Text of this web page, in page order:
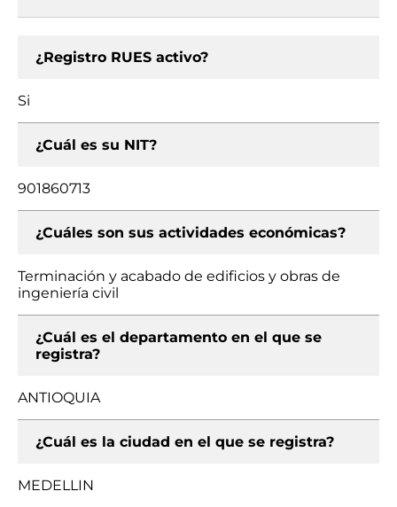
¿Registro RUES activo?
Si
¿Cuál es su NIT?
901860713
¿Cuáles son sus actividades económicas?
Terminación y acabado de edificios y obras de
ingeniería civil
¿Cuál es el departamento en el que se
registra?
ANTIOQUIA
¿Cuál es la ciudad en el que se registra?
MEDELLIN